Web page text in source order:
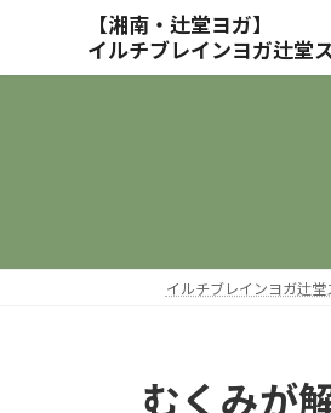
テ
プ
ゲ
動
イルチブレインヨガ辻堂
むくみが